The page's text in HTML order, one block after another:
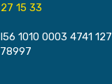
15 33
1010 0003 4741 127